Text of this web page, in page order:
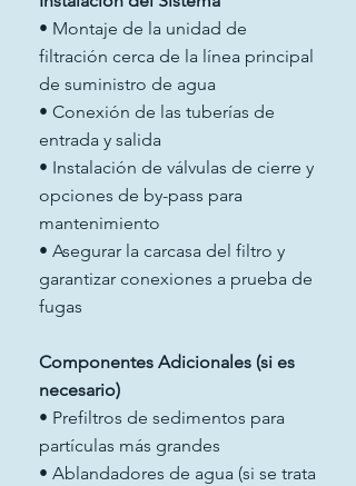
• Montaje de la unidad de
filtración cerca de la línea principal
de suministro de agua
• Conexión de las tuberías de
entrada y salida
• Instalación de válvulas de cierre y
opciones de by-pass para
mantenimiento
• Asegurar la carcasa del filtro y
garantizar conexiones a prueba de
fugas
Componentes Adicionales (si es
necesario)
• Prefiltros de sedimentos para
partículas más grandes
• Ablandadores de agua (si se trata